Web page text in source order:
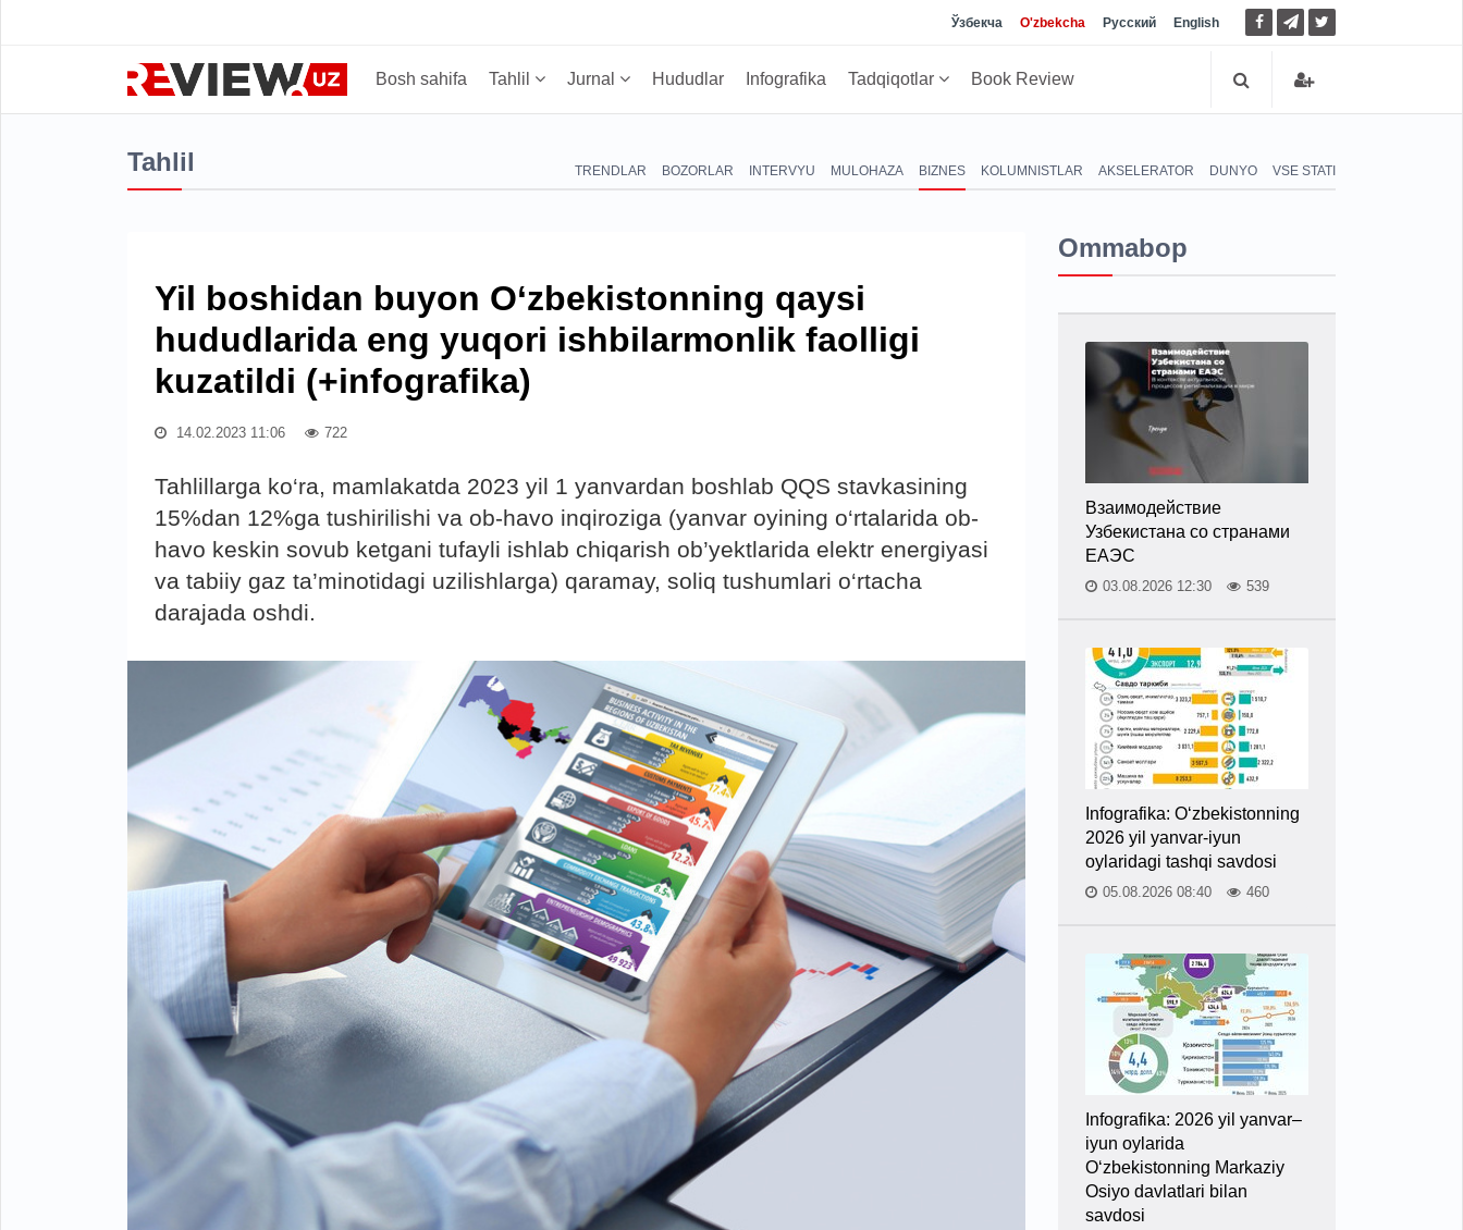
Ўзбекча O'zbekcha Русский English
Bosh sahifa Tahlil Jurnal Hududlar Infografika Tadqiqotlar Book Review
Tahlil TRENDLAR BOZORLAR INTERVYU MULOHAZA BIZNES KOLUMNISTLAR AKSELERATOR DUNYO VSE STATI
Yil boshidan buyon O‘zbekistonning qaysi
hududlarida eng yuqori ishbilarmonlik faolligi
kuzatildi (+infografika)
14.02.2023 11:06 722
Tahlillarga ko‘ra, mamlakatda 2023 yil 1 yanvardan boshlab QQS stavkasining
15%dan 12%ga tushirilishi va ob-havo inqiroziga (yanvar oyining o‘rtalarida ob-
havo keskin sovub ketgani tufayli ishlab chiqarish ob’yektlarida elektr energiyasi
va tabiiy gaz ta’minotidagi uzilishlarga) qaramay, soliq tushumlari o‘rtacha
darajada oshdi.
Ommabop
Взаимодействие
Узбекистана со странами
ЕАЭС
03.08.2026 12:30 539
Infografika: O‘zbekistonning
2026 yil yanvar-iyun
oylaridagi tashqi savdosi
05.08.2026 08:40 460
Infografika: 2026 yil yanvar–
iyun oylarida
O‘zbekistonning Markaziy
Osiyo davlatlari bilan
savdosi